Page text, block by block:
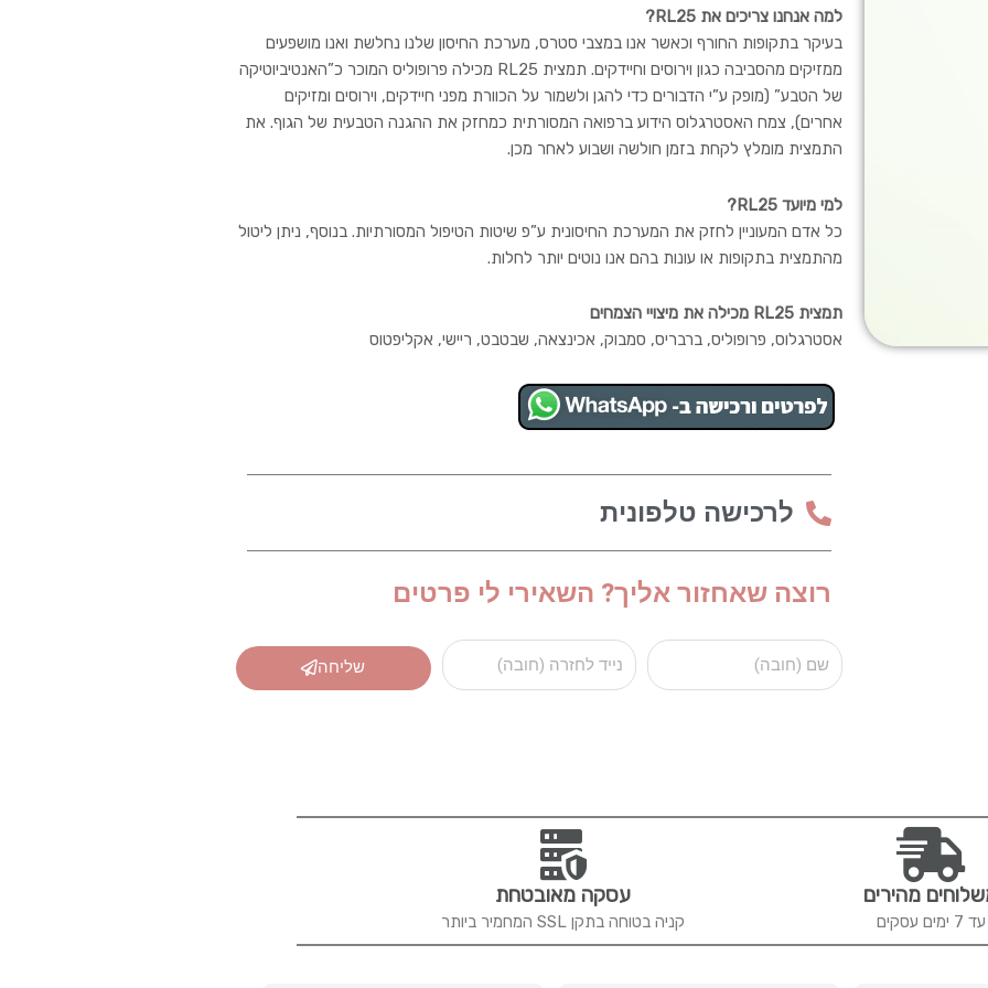
למה אנחנו צריכים את RL25?
בעיקר בתקופות החורף וכאשר אנו במצבי סטרס, מערכת החיסון שלנו נחלשת ואנו מושפעים
ממזיקים מהסביבה כגון וירוסים וחיידקים. תמצית RL25 מכילה פרופוליס המוכר כ”האנטיביוטיקה
של הטבע” (מופק ע”י הדבורים כדי להגן ולשמור על הכוורת מפני חיידקים, וירוסים ומזיקים
אחרים), צמח האסטרגלוס הידוע ברפואה המסורתית כמחזק את ההגנה הטבעית של הגוף. את
התמצית מומלץ לקחת בזמן חולשה ושבוע לאחר מכן.
למי מיועד RL25?
כל אדם המעוניין לחזק את המערכת החיסונית ע”פ שיטות הטיפול המסורתיות. בנוסף, ניתן ליטול
מהתמצית בתקופות או עונות בהם אנו נוטים יותר לחלות.
תמצית RL25 מכילה את מיצויי הצמחים
אסטרגלוס, פרופוליס, ברבריס, סמבוק, אכינצאה, שבטבט, ריישי, אקליפטוס
לרכישה טלפונית
רוצה שאחזור אליך? השאירי לי פרטים
שם נייד
שליחה
מהירים
עד 7 ימים עסקים
עסקה מאובטחת
קניה בטוחה בתקן SSL המחמיר ביותר